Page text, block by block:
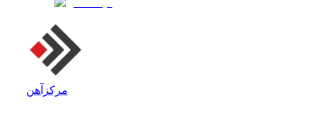
مرکزآهن